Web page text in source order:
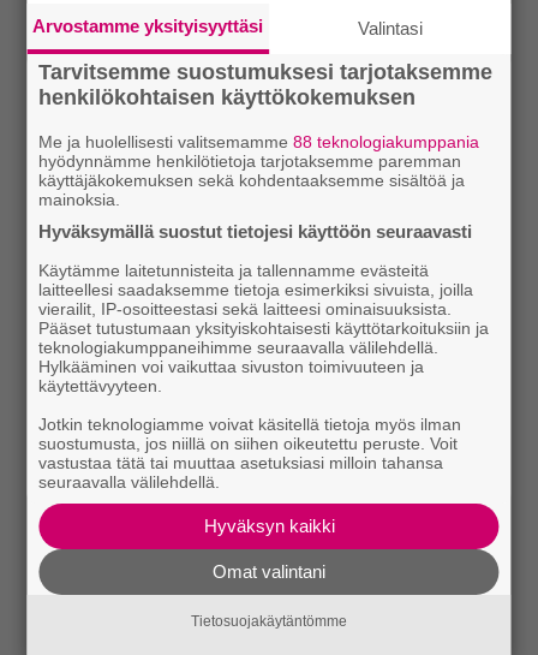
Arvostamme yksityisyyttäsi Valintasi
Tarvitsemme suostumuksesi tarjotaksemme
henkilökohtaisen käyttökokemuksen
Me ja huolellisesti valitsemamme88 teknologiakumppania
hyödynnämme henkilötietoja tarjotaksemme paremman
käyttäjäkokemuksen sekä kohdentaaksemme sisältöä ja
mainoksia.
Hyväksymällä suostut tietojesi käyttöön seuraavasti
Käytämme laitetunnisteita ja tallennamme evästeitä
laitteellesi saadaksemme tietoja esimerkiksi sivuista, joilla
vierailit, IP-osoitteestasi sekä laitteesi ominaisuuksista.
Pääset tutustumaan yksityiskohtaisesti käyttötarkoituksiin ja
teknologiakumppaneihimme seuraavalla välilehdellä.
Hylkääminen voi vaikuttaa sivuston toimivuuteen ja
käytettävyyteen.
Jotkin teknologiamme voivat käsitellä tietoja myös ilman
suostumusta, jos niillä on siihen oikeutettu peruste. Voit
vastustaa tätä tai muuttaa asetuksiasi milloin tahansa
seuraavalla välilehdellä.
Hyväksyn kaikki
Omat valintani
Tietosuojakäytäntömme